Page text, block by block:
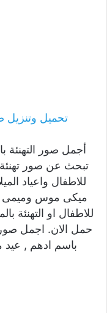
تحميل
أجمل صور التهنئة
تبحث عن صور
للاطفال واعياد
ميكى موس وميمى
للاطفال او التهنئة
حمل الان. اجمل صورة
باسم ادهم , عيد